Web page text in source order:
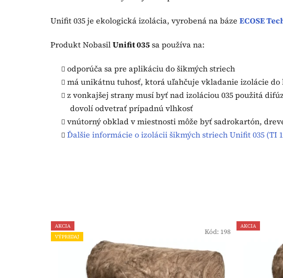
Unifit 035 je ekologická izolácia, vyrobená na báze ECOSE
Produkt NobasilUnifit 035sa používa na:
odporúča sa pre aplikáciu do šikmých striech
má unikátnu tuhosť, ktorá uľahčuje vkladanie izolácie
z vonkajšej strany musí byť nad izoláciou 035 použitá
dovolí odvetrať prípadnú vlhkosť
vnútorný obklad v miestnosti môže byť sadrokartón,
Ďalšie informácie o izolácii šikmých striech Unifit 035 (TI
AKCIA
VÝPREDAJ
Kód: 198
AKCIA